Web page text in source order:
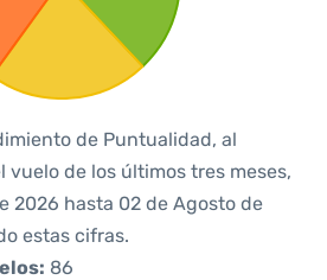
de Puntualidad, al
vuelo de los últimos tres meses,
2026 hasta 02 de Agosto de
estas cifras.
86